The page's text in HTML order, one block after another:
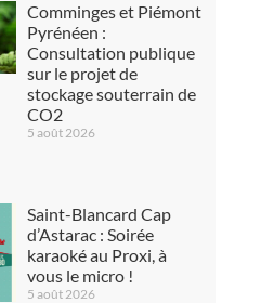
Comminges et Piémont
Pyrénéen :
Consultation publique
sur le projet de
stockage souterrain de
CO2
5 août 2026
Saint-Blancard Cap
d’Astarac : Soirée
karaoké au Proxi, à
vous le micro !
5 août 2026